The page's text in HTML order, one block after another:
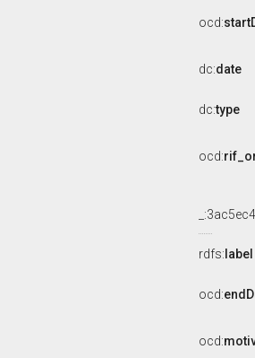
ocd:
dc:date
dc:type
ocd:
rdfs: label
ocd:
ocd: